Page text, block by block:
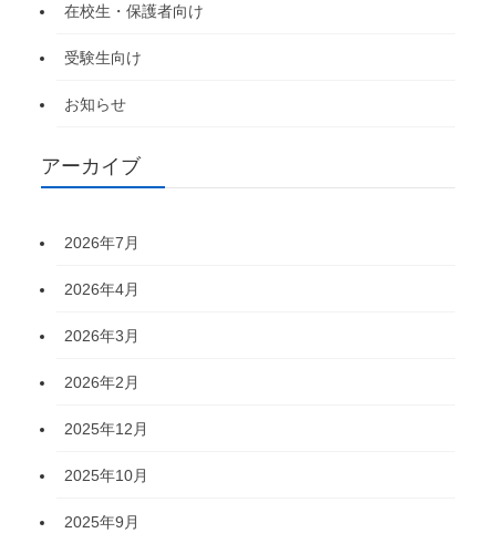
在校生・保護者向け
受験生向け
お知らせ
アーカイブ
2026年7月
2026年4月
2026年3月
2026年2月
2025年12月
2025年10月
2025年9月